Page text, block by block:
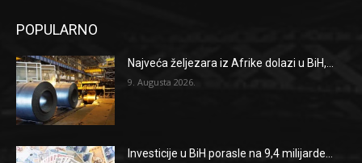
POPULARNO
Najveća željezara iz Afrike dolazi u BiH,...
9. Augusta 2026.
Investicije u BiH porasle na 9,4 milijarde...